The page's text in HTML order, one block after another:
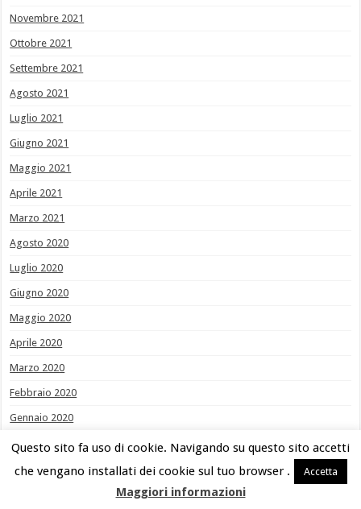
Novembre 2021
Ottobre 2021
Settembre 2021
Agosto 2021
Luglio 2021
Giugno 2021
Maggio 2021
Aprile 2021
Marzo 2021
Agosto 2020
Luglio 2020
Giugno 2020
Maggio 2020
Aprile 2020
Marzo 2020
Febbraio 2020
Gennaio 2020
Dicembre 2019
Novembre 2019
Questo sito fa uso di cookie. Navigando su questo sito accetti
che vengano installati dei cookie sul tuo browser .
Accetta
Maggiori informazioni